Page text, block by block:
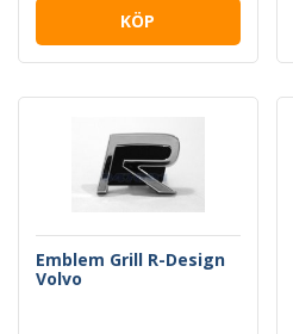
KÖP
Emblem Grill R-Design
Volvo